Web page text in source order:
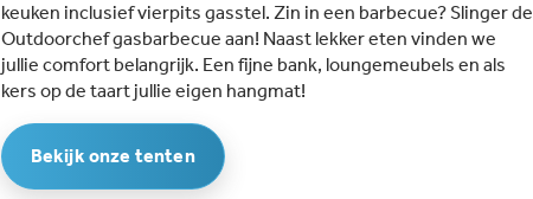
keuken inclusief vierpits gasstel. Zin in een barbecue? Slinger de
Outdoorchef gasbarbecue aan! Naast lekker eten vinden we
jullie comfort belangrijk. Een fijne bank, loungemeubels en als
kers op de taart jullie eigen hangmat!
Bekijk onze tenten